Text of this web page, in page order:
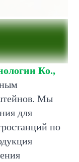
Ко.,
Мы
для
по